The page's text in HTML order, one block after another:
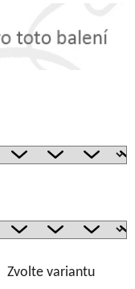
Zvolte variantu